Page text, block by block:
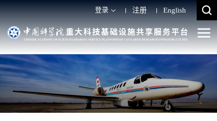
登录 注册 English